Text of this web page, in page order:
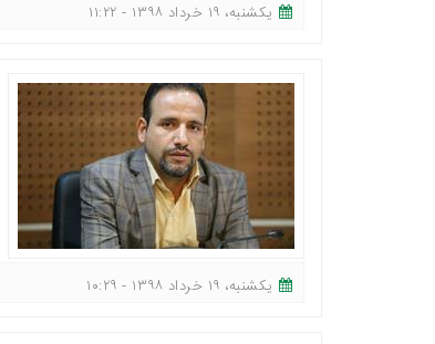
یکشنبه، ١٩ خرداد ١٣٩٨ - ١١:٢٢
یکشنبه، ١٩ خرداد ١٣٩٨ - ١٠:٢٩